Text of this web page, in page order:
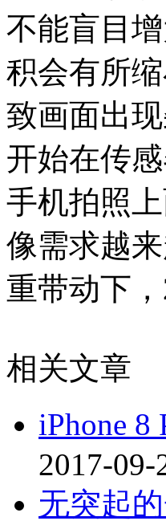
不能盲目
积会有所
致画面出
开始在传
手机拍照
像需求越
重带动下
相关文章
iPhone
2017-09-
无突起